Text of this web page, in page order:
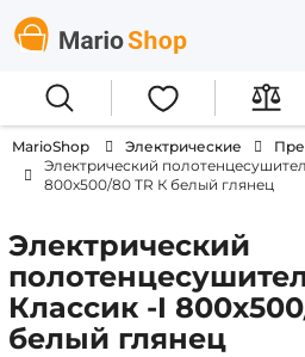
MarioShop Электрические
Электрический
800x500/80 TR К белый глянец
Электрический
Классик -I
белый глянец